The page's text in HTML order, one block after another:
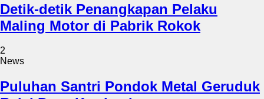
Detik-detik Penangkapan Pelaku
Maling Motor di Pabrik Rokok
2
News
Puluhan Santri Pondok Metal Geruduk